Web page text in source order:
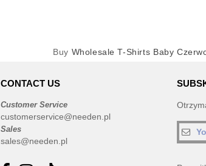
Buy Wholesale T-Shirts Baby
CONTACT US
Customer Service
customerservice@needen.pl
Sales
sales@needen.pl